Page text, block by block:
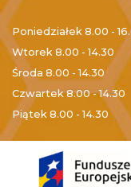
Poniedziałek 8.00 -
Wtorek 8.00 - 14.30
Środa 8.00 - 14.30
Czwartek8.00 - 14.30
Piątek 8.00 - 14.30